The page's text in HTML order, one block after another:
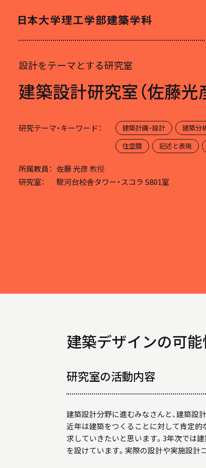
NEWS
ニュース
AWARD
受賞歴
設計をテーマとする研究室
建築設計研究室（佐藤光
研究テーマ・キーワード： 建築計画・設計 建築分
住空間
記述と表現
所属教員： 佐藤 光彦教授
研究室：
駿河台校舎タワー・スコラ S801室
建築デザインの可
研究室の活動内容
建築設計分野に進むみなさんと、建築設
近年は建築をつくることに対して肯定的
求していきたいと思います。3年次では
を設けています。実際の設計や実施設計